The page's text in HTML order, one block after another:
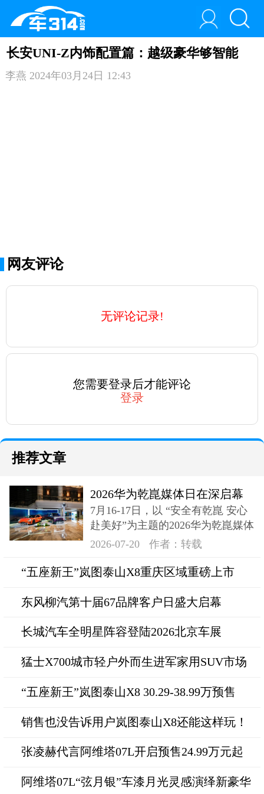
长安UNI-Z内饰配置篇：越级豪华够智能
李燕 2024年03月24日 12:43
网友评论
无评论记录!
您需要登录后才能评论
登录
推荐文章
2026华为乾崑媒体日在深启幕
奕境X9登场
7月16-17日，以 “安全有乾崑 安心
赴美好”为主题的2026华为乾崑媒体
日在深成功举办
2026-07-20 作者：转载
“五座新王”岚图泰山X8重庆区域重磅上市
东风柳汽第十届67品牌客户日盛大启幕
长城汽车全明星阵容登陆2026北京车展
猛士X700城市轻户外而生进军家用SUV市场
“五座新王”岚图泰山X8 30.29-38.99万预售
销售也没告诉用户岚图泰山X8还能这样玩！
张凌赫代言阿维塔07L开启预售24.99万元起
阿维塔07L“弦月银”车漆月光灵感演绎新豪华